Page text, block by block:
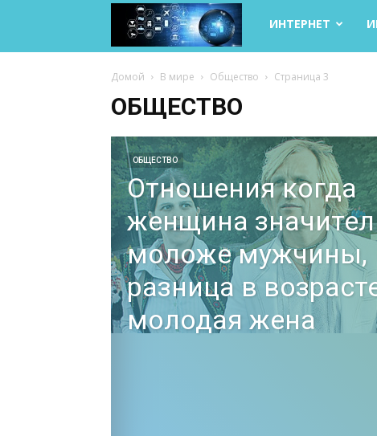
Life
Internet
ИНТЕРНЕТ
Домой В мире Общество Страница 3
ОБЩЕСТВО
ОБЩЕСТВО
Отношения когда
женщина
моложе мужчины,
разница в
молодая жена